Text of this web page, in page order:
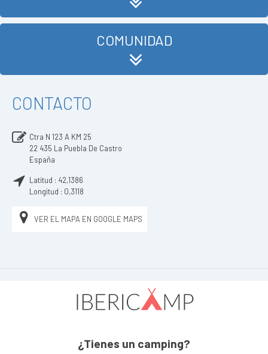
COMUNIDAD
CONTACTO
Ctra N 123 A KM 25
22 435 La Puebla De Castro
España
Latitud : 42,1386
Longitud : 0,3118
VER EL MAPA EN GOOGLE MAPS
¿Tienes un camping?